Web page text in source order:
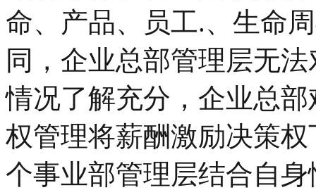
命、产品、员工.、生命
同，企业总部管理层无
情况了解充分，企业总
权管理将薪酬激励决策
个事业部管理层结合自